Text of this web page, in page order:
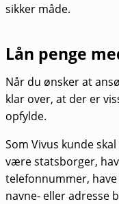
sikker måde.
Lån penge
Når du ønsker at
klar over, at der er
opfylde.
Som Vivus kunde
være statsborger,
telefonnummer, have
navne- eller adresse